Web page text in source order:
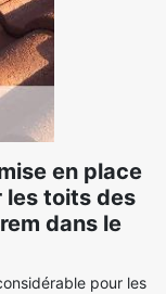
en place
les toits des
dans le
pour les